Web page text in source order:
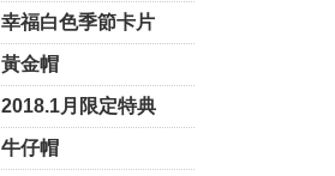
幸福白色季節卡片
黃金帽
2018.1月限定特典
牛仔帽